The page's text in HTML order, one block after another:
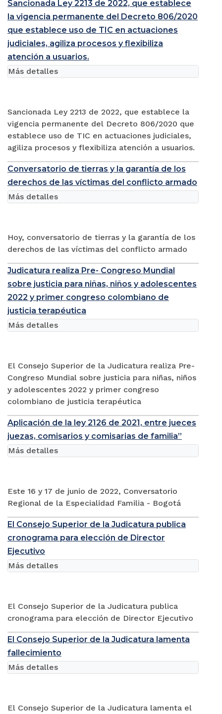
Sancionada Ley 2213 de 2022, que establece
la vigencia permanente del Decreto 806/2020
que establece uso de TIC en actuaciones
judiciales, agiliza procesos y flexibiliza
atención a usuarios.
Sancionada Ley 2213 de 2022, que establece la
vigencia permanente del Decreto 806/2020 que
establece uso de TIC en actuaciones judiciales,
agiliza procesos y flexibiliza atención a usuarios.
Más detalles
Conversatorio de tierras y la garantía de los
derechos de las víctimas del conflicto armado
Hoy, conversatorio de tierras y la garantía de los
derechos de las víctimas del conflicto armado
Más detalles
Judicatura realiza Pre- Congreso Mundial
sobre justicia para niñas, niños y adolescentes
2022 y primer congreso colombiano de
justicia terapéutica
El Consejo Superior de la Judicatura realiza Pre-
Congreso Mundial sobre justicia para niñas, niños
y adolescentes 2022 y primer congreso
colombiano de justicia terapéutica
Más detalles
Aplicación de la ley 2126 de 2021, entre jueces
juezas, comisarios y comisarias de familia”
Este 16 y 17 de junio de 2022, Conversatorio
Regional de la Especialidad Familia - Bogotá
Más detalles
El Consejo Superior de la Judicatura publica
cronograma para elección de Director
Ejecutivo
El Consejo Superior de la Judicatura publica
cronograma para elección de Director Ejecutivo
Más detalles
El Consejo Superior de la Judicatura lamenta
fallecimiento
El Consejo Superior de la Judicatura lamenta el
Más detalles